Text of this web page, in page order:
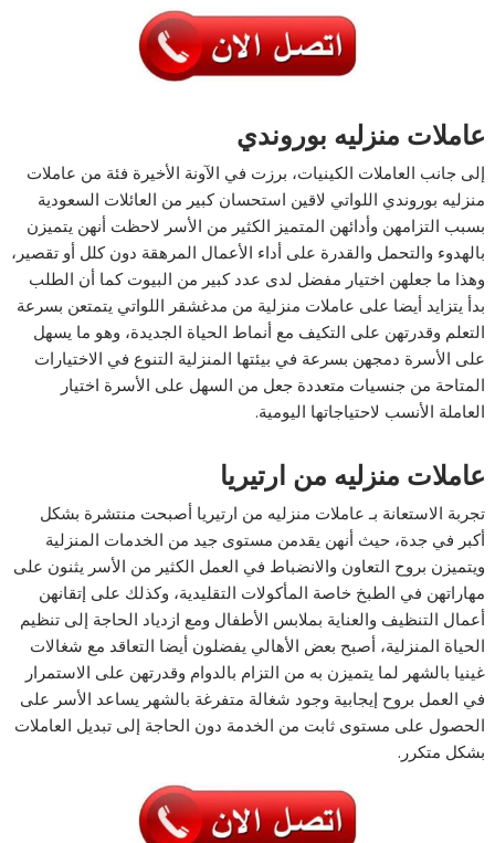
عاملات منزليه بوروندي
إلى جانب العاملات الكينيات، برزت في الآونة الأخيرة فئة من عاملات
منزليه بوروندي اللواتي لاقين استحسان كبير من العائلات السعودية
بسبب التزامهن وأدائهن المتميز الكثير من الأسر لاحظت أنهن يتميزن
بالهدوء والتحمل والقدرة على أداء الأعمال المرهقة دون كلل أو تقصير،
وهذا ما جعلهن اختيار مفضل لدى عدد كبير من البيوت كما أن الطلب
بدأ يتزايد أيضا على عاملات منزلية من مدغشقر اللواتي يتمتعن بسرعة
التعلم وقدرتهن على التكيف مع أنماط الحياة الجديدة، وهو ما يسهل
على الأسرة دمجهن بسرعة في بيئتها المنزلية التنوع في الاختيارات
المتاحة من جنسيات متعددة جعل من السهل على الأسرة اختيار
العاملة الأنسب لاحتياجاتها اليومية.
عاملات منزليه من ارتيريا
تجربة الاستعانة بـ عاملات منزليه من ارتيريا أصبحت منتشرة بشكل
أكبر في جدة، حيث أنهن يقدمن مستوى جيد من الخدمات المنزلية
ويتميزن بروح التعاون والانضباط في العمل الكثير من الأسر يثنون على
مهاراتهن في الطبخ خاصة المأكولات التقليدية، وكذلك على إتقانهن
أعمال التنظيف والعناية بملابس الأطفال ومع ازدياد الحاجة إلى تنظيم
الحياة المنزلية، أصبح بعض الأهالي يفضلون أيضا التعاقد مع شغالات
غينيا بالشهر لما يتميزن به من التزام بالدوام وقدرتهن على الاستمرار
في العمل بروح إيجابية وجود شغالة متفرغة بالشهر يساعد الأسر على
الحصول على مستوى ثابت من الخدمة دون الحاجة إلى تبديل العاملات
بشكل متكرر.